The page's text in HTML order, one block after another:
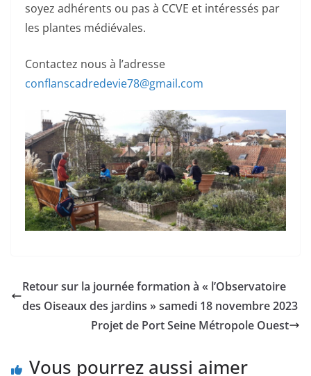
soyez adhérents ou pas à CCVE et intéressés par
les plantes médiévales.
Contactez nous à l’adresse
conflanscadredevie78@gmail.com
Retour sur la journée formation à « l’Observatoire
des Oiseaux des jardins » samedi 18 novembre 2023
Projet de Port Seine Métropole Ouest
Vous pourrez aussi aimer